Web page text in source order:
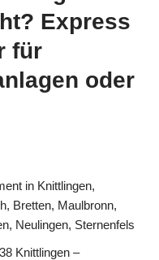
Express
für
oder
in Knittlingen,
Bretten, Maulbronn,
Neulingen, Sternenfels
Knittlingen –